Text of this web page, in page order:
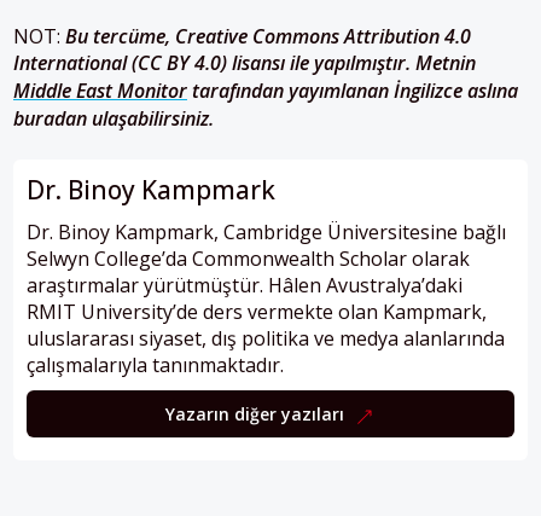
NOT: Bu tercüme, Creative Commons Attribution 4.0
International (CC BY 4.0) lisansı ile yapılmıştır. Metnin
Middle East Monitortarafından yayımlanan İngilizce aslına
buradan ulaşabilirsiniz.
Dr. Binoy Kampmark
Dr. Binoy Kampmark, Cambridge Üniversitesine bağlı
Selwyn College’da Commonwealth Scholar olarak
araştırmalar yürütmüştür. Hâlen Avustralya’daki
RMIT University’de ders vermekte olan Kampmark,
uluslararası siyaset, dış politika ve medya alanlarında
çalışmalarıyla tanınmaktadır.
Yazarın diğer yazıları